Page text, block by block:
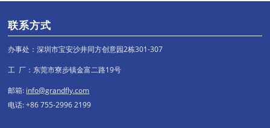
联系方式
办事处：深圳市宝安沙井同方创意园2栋301-307
工 厂：东莞市寮步镇金富二路19号
邮箱: info@grandfly.com
电话: +86 755-2996 2199